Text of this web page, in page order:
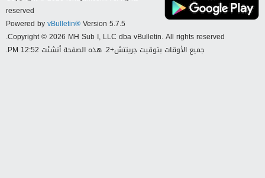
reserved
Powered byvBulletin®Version 5.7.5
Copyright © 2026 MH Sub I, LLC dba vBulletin. All rights reserved.
جميع الأوقات بتوقيت جرينتش+2. هذه الصفحة أنشئت 12:52 PM.